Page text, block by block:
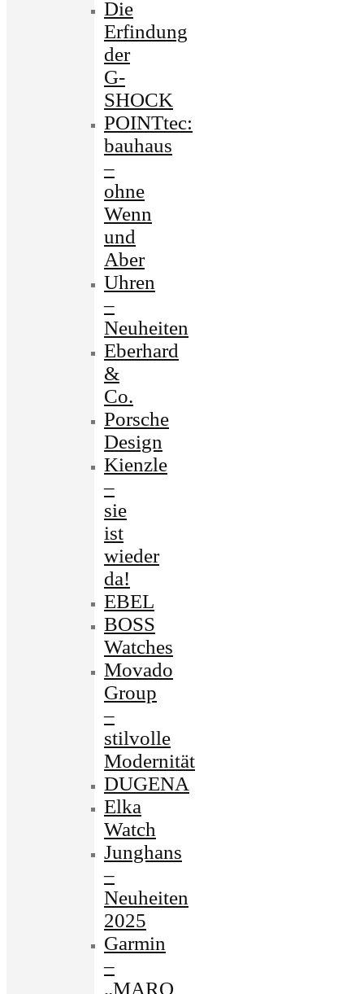
Die
Erfindung
der
G-
SHOCK
POINTtec:
bauhaus
–
ohne
Wenn
und
Aber
Uhren
–
Neuheiten
Eberhard
&
Co.
Porsche
Design
Kienzle
–
sie
ist
wieder
da!
EBEL
BOSS
Watches
Movado
Group
–
stilvolle
Modernität
DUGENA
Elka
Watch
Junghans
–
Neuheiten
2025
Garmin
–
„MARQ